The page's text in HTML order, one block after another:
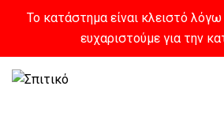
Το κατάστημα είναι κλειστό
ευχαριστούμε για την